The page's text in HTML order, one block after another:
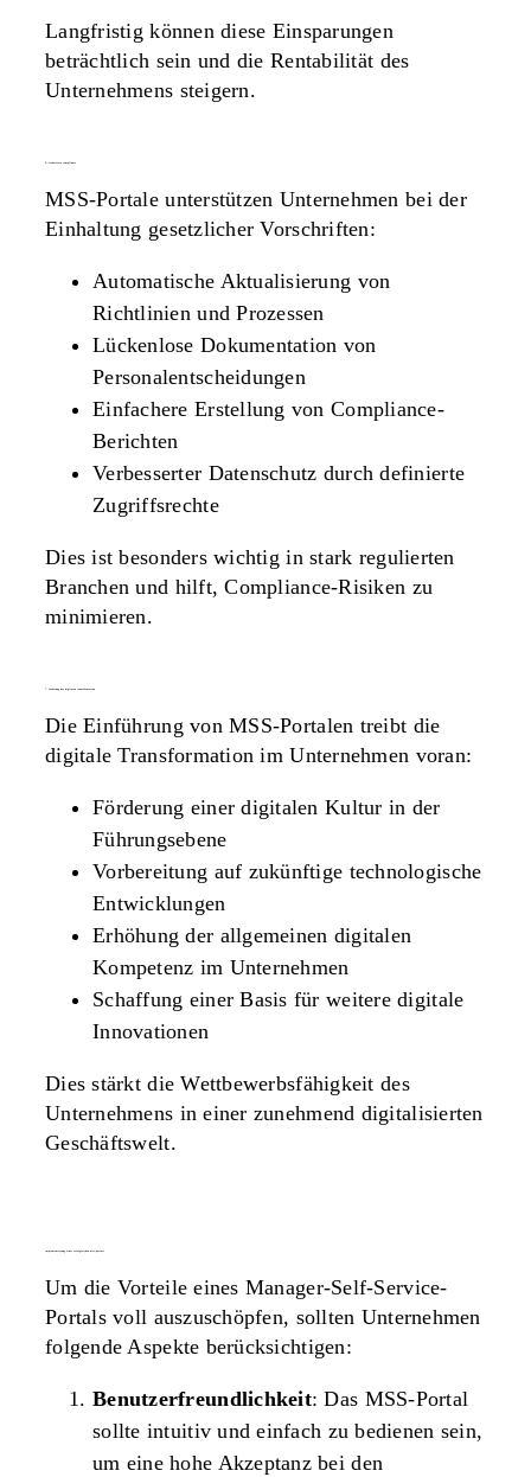
Langfristig können diese Einsparungen
beträchtlich sein und die Rentabilität des
Unternehmens steigern.
MSS-Portale unterstützen Unternehmen bei der
Einhaltung gesetzlicher Vorschriften:
Automatische Aktualisierung von
Richtlinien und Prozessen
Lückenlose Dokumentation von
Personalentscheidungen
Einfachere Erstellung von Compliance-
Berichten
Verbesserter Datenschutz durch definierte
Zugriffsrechte
Dies ist besonders wichtig in stark regulierten
Branchen und hilft, Compliance-Risiken zu
minimieren.
Die Einführung von MSS-Portalen treibt die
digitale Transformation im Unternehmen voran:
Förderung einer digitalen Kultur in der
Führungsebene
Vorbereitung auf zukünftige technologische
Entwicklungen
Erhöhung der allgemeinen digitalen
Kompetenz im Unternehmen
Schaffung einer Basis für weitere digitale
Innovationen
Dies stärkt die Wettbewerbsfähigkeit des
Unternehmens in einer zunehmend digitalisierten
Geschäftswelt.
Um die Vorteile eines Manager-Self-Service-
Portals voll auszuschöpfen, sollten Unternehmen
folgende Aspekte berücksichtigen:
Benutzerfreundlichkeit: Das MSS-Portal
sollte intuitiv und einfach zu bedienen sein,
um eine hohe Akzeptanz bei den